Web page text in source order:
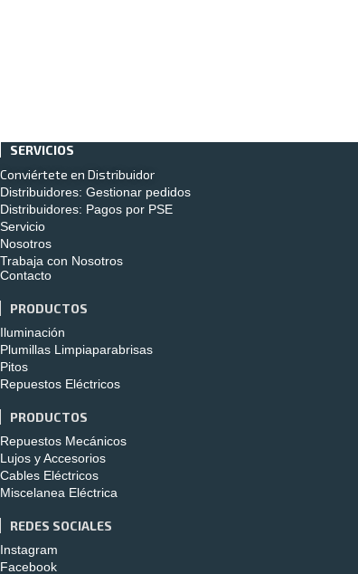
TAPETES UNIVERSAL DE
SERVICIOS
Conviértete en Distribuidor
Distribuidores: Gestionar pedidos
Distribuidores: Pagos por PSE
Servicio
Nosotros
Trabaja con Nosotros
Contacto
PRODUCTOS
Iluminación
Plumillas Limpiaparabrisas
Pitos
Repuestos Eléctricos
PRODUCTOS
Repuestos Mecánicos
Lujos y Accesorios
Cables Eléctricos
Miscelanea Eléctrica
REDES SOCIALES
Instagram
Facebook